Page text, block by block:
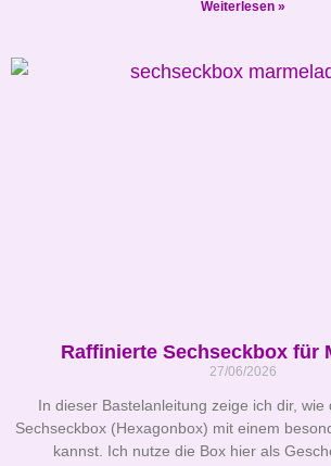
Weiterlesen »
Raffinierte Sechseckbox für
27/06/2026
In dieser Bastelanleitung zeige ich dir, wie
Sechseckbox (Hexagonbox) mit einem
kannst. Ich nutze die Box hier als